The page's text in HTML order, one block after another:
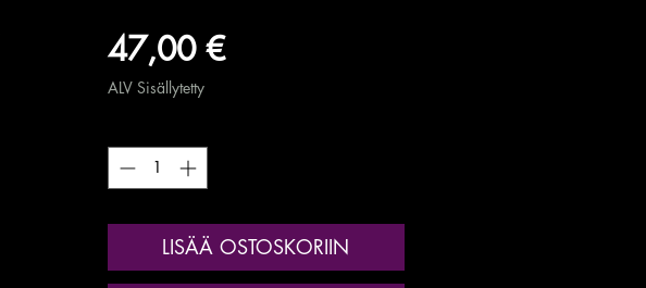
47,00 €Hinta
ALV Sisällytetty
LISÄÄ OSTOSKORIIN